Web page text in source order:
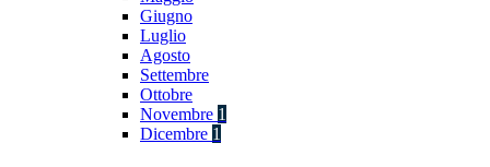
Giugno
Luglio
Agosto
Settembre
Ottobre
Novembre 1
Dicembre 1